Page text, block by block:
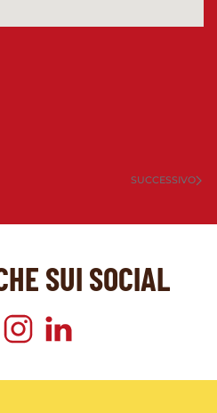
SUCCESSIVO
SUI SOCIAL